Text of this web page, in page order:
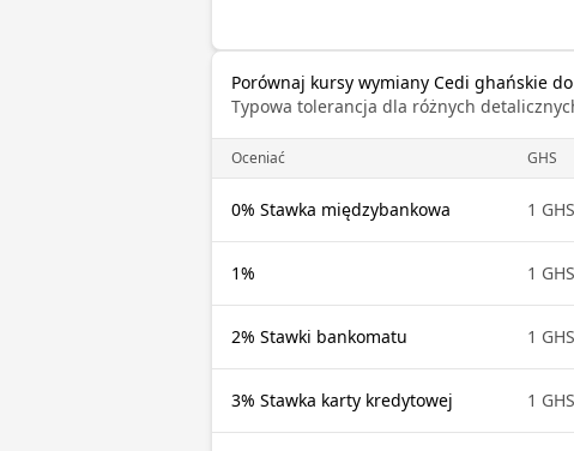
Porównaj kursy wymiany Cedi ghańskie
Typowa tolerancja dla różnych
Oceniać GHS
0% Stawka międzybankowa 1 GHS
1% 1 GHS
2% Stawki bankomatu 1 GHS
3% Stawka karty kredytowej 1 GHS